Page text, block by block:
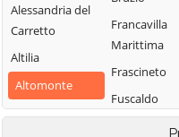
Alessandria del
Carretto
Altilia
Altomonte
Amantea
Francavilla
Marittima
Frascineto
Fuscaldo